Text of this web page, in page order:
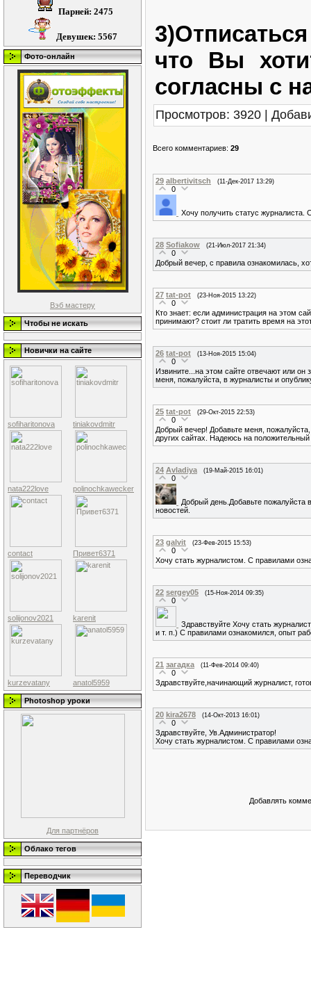
Парней: 2475
Девушек: 5567
Фото-онлайн
Вэб мастеру
Чтобы не искать
Новички на сайте
sofiharitonova tiniakovdmitr
nata222love polinochkawecker
contact Привет6371
solijonov2021 karenit
kurzevatany anatol5959
Photoshop уроки
Для партнёров
Облако тегов
Переводчик
что Вы
согласны с
Просмотров: 3920 |
Всего комментариев: 29
29 albertivitsch (11-Дек-2017 13:29)
0
Хочу получить статус журналиста.
28 Sofiakow (21-Июл-2017 21:34)
0
Добрый вечер, с правила ознакомилась,
27 tat-pot (23-Ноя-2015 13:22)
0
Кто знает: если администрация на этом
принимают? стоит ли тратить время на
26 tat-pot (13-Ноя-2015 15:04)
0
Извините...на этом сайте отвечают или
меня, пожалуйста, в журналисты и
25 tat-pot (29-Окт-2015 22:53)
0
Добрый вечер! Добавьте меня,
других сайтах. Надеюсь на положительный
24 Avladiya (19-Май-2015 16:01)
0
Добрый день.Добавьте пожалуйста
новостей.
23 galvit (23-Фев-2015 15:53)
0
Хочу стать журналистом. С правилами
22 sergey05 (15-Ноя-2014 09:35)
0
Здравствуйте Хочу стать
и т. п.) С правилами ознакомился, опыт
21 загадка (11-Фев-2014 09:40)
0
Здравствуйте,начинающий журналист,
20 kira2678 (14-Окт-2013 16:01)
0
Здравствуйте, Ув.Администратор!
Хочу стать журналистом. С правилами
Добавлять